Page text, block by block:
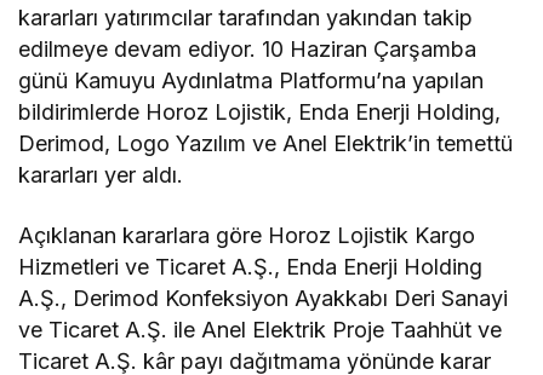
kararları yatırımcılar tarafından yakından takip
edilmeye devam ediyor. 10 Haziran Çarşamba
günü Kamuyu Aydınlatma Platformu’na yapılan
bildirimlerde Horoz Lojistik, Enda Enerji Holding,
Derimod, Logo Yazılım ve Anel Elektrik’in temettü
kararları yer aldı.
Açıklanan kararlara göre Horoz Lojistik Kargo
Hizmetleri ve Ticaret A.Ş., Enda Enerji Holding
A.Ş., Derimod Konfeksiyon Ayakkabı Deri Sanayi
ve Ticaret A.Ş. ile Anel Elektrik Proje Taahhüt ve
Ticaret A.Ş. kâr payı dağıtmama yönünde karar